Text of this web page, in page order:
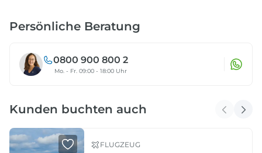
Persönliche Beratung
0800 900 800 2
Mo. - Fr. 09:00 - 18:00 Uhr
Kunden buchten auch
FLUGZEUG